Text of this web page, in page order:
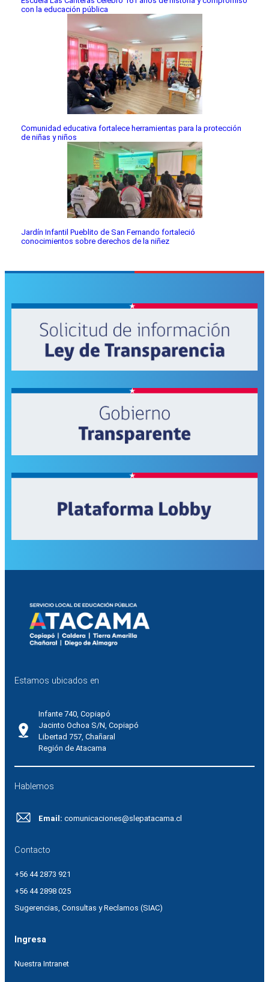
con la educación pública
Comunidad educativa fortalece herramientas para la protección
de niñas y niños
Jardín Infantil Pueblito de San Fernando fortaleció
conocimientos sobre derechos de la niñez
Estamos ubicados en
Infante 740, Copiapó
Jacinto Ochoa S/N, Copiapó
Libertad 757, Chañaral
Región de Atacama
Hablemos
Email: comunicaciones@slepatacama.cl
Contacto
+56 44 2873 921
+56 44 2898 025
Sugerencias, Consultas y Reclamos (SIAC)
Ingresa
Nuestra Intranet